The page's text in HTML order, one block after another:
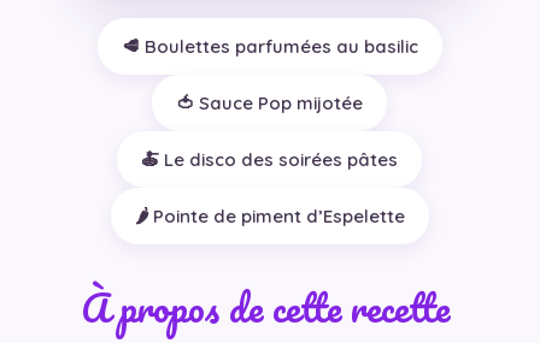
🥩 Boulettes parfumées au basilic
🍅 Sauce Pop mijotée
🍝 Le disco des soirées pâtes
🌶️ Pointe de piment d’Espelette
À propos de cette recette